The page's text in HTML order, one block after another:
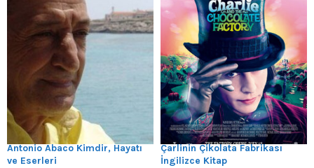
Antonio Abaco Kimdir, Hayatı
ve Eserleri
Çarlinin Çikolata Fabrikası
İngilizce Kitap